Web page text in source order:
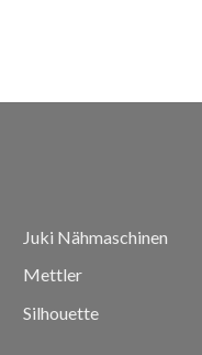
Juki Nähmaschinen
Mettler
Silhouette